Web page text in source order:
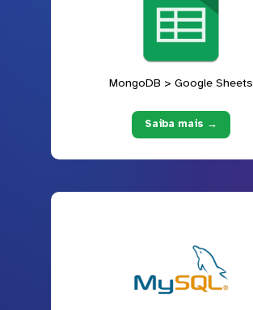
MongoDB > Google Sheets
Saiba mais →